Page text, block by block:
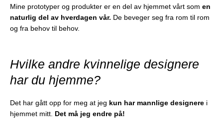
Mine prototyper og produkter er en del av hjemmet vårt som en
naturlig del av hverdagen vår. De beveger seg fra rom til rom
og fra behov til behov.
Hvilke andre kvinnelige designere
har du hjemme?
Det har gått opp for meg at jeg kun har mannlige designere i
hjemmet mitt.
Det må jeg endre på!